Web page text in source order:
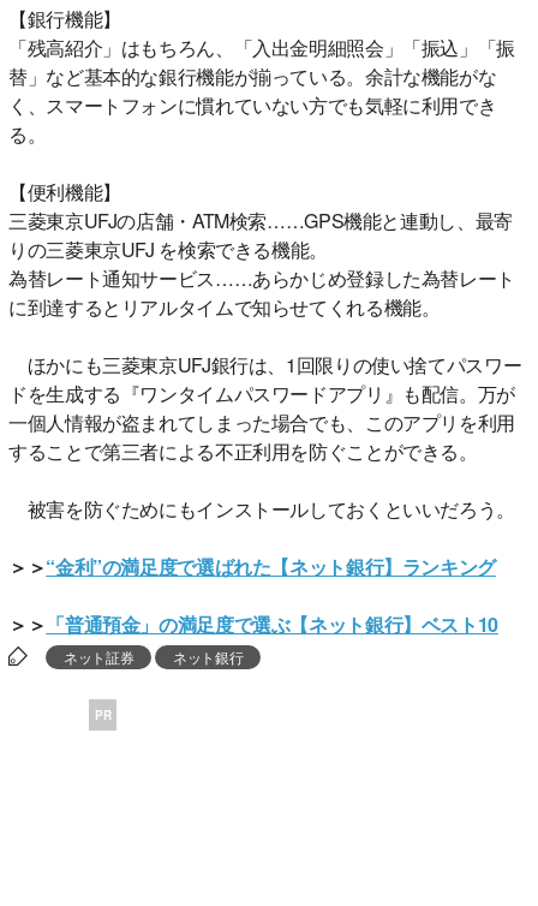
【銀行機能】
「残高紹介」はもちろん、「入出金明細照会」「振込」「振
替」など基本的な銀行機能が揃っている。余計な機能がな
く、スマートフォンに慣れていない方でも気軽に利用でき
る。
【便利機能】
三菱東京UFJの店舗・ATM検索……GPS機能と連動し、最寄
りの三菱東京UFJ を検索できる機能。
為替レート通知サービス……あらかじめ登録した為替レート
に到達するとリアルタイムで知らせてくれる機能。
ほかにも三菱東京UFJ銀行は、1回限りの使い捨てパスワー
ドを生成する『ワンタイムパスワードアプリ』も配信。万が
一個人情報が盗まれてしまった場合でも、このアプリを利用
することで第三者による不正利用を防ぐことができる。
被害を防ぐためにもインストールしておくといいだろう。
＞＞“金利”の満足度で選ばれた【ネット銀行】ランキング
＞＞ 「普通預金」の満足度で選ぶ【ネット銀行】ベスト10
ネット証券 ネット銀行
PR